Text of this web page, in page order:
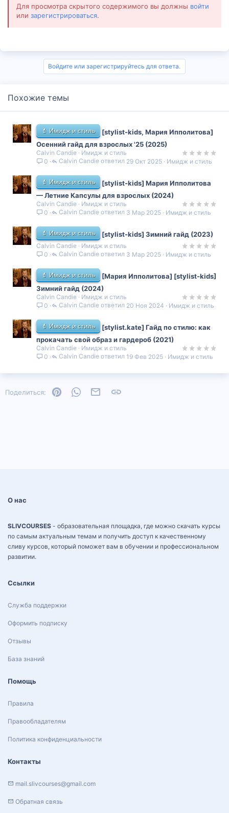
Для просмотра скрытого содержимого вы должны войти
или зарегистрироваться.
Войдите или зарегистрируйтесь для ответа.
Похожие темы
💄 Имидж и стиль
[stylist-kids, Мария Ипполитова]
Осенний гайд для взрослых '25 (2025)
Calvin Candie
Имидж и стиль
0
Имидж и стиль
29 Окт 2025
Calvin Candie
💄 Имидж и стиль
[stylist-kids] Мария Ипполитова
— Летние Капсулы для взрослых (2024)
Calvin Candie
Имидж и стиль
0
Имидж и стиль
3 Мар 2025
Calvin Candie
💄 Имидж и стиль [stylist-kids] Зимний гайд (2023)
Calvin Candie
Имидж и стиль
0
Имидж и стиль
3 Мар 2025
Calvin Candie
💄 Имидж и стиль
[Мария Ипполитова] [stylist-kids]
Зимний гайд (2024)
Calvin Candie
Имидж и стиль
0
Имидж и стиль
20 Ноя 2024
Calvin Candie
💄 Имидж и стиль
[stylist.kate] Гайд по стилю: как
прокачать свой образ и гардероб (2021)
Calvin Candie
Имидж и стиль
0
Имидж и стиль
19 Фев 2025
Calvin Candie
Поделиться: PinterestWhatsAppЭлектронная почта
О нас
SLIVCOURSES - образовательная площадка, где можно скачать курсы
по самым актуальным темам и получить доступ к качественному
сливу курсов, который поможет вам в обучении и профессиональном
развитии.
Ссылки
Служба поддержки
Оформить подписку
Отзывы
База знаний
Помощь
Правила
Правообладателям
Политика конфиденциальности
Контакты
mail.slivcourses@gmail.com
Обратная связь